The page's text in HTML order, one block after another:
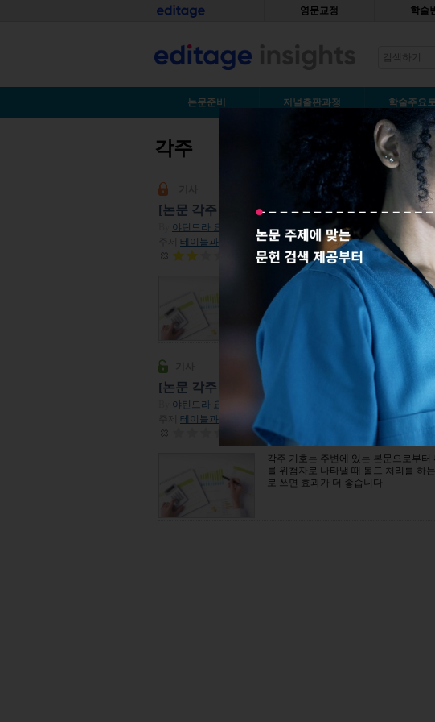
홈 영문교정 학술
논문준비 저널출판과정 학술주요
You are here
각주
[논문 각주 다는 법1] 표의 각주: 각주 기호의 선
야틴드라 요시 | 2014년 04월 11일
테이블과 그림 | 조회수 180,250
평점:2
각주는 학술 문헌에 흔히 쓰입니다. 과
용하는 경우가 많습니다. 이 글에서는
다.
[논문 각주 다는 법2] 표의 각주: 포맷, 띄어쓰기,
야틴드라 요시 | 2014년 04월 11일
테이블과 그림 | 조회수 67,253
평점:0
각주 기호는 주변에 있는 본문으로부
를 위첨자로 나타낼 때 볼드 처리를 하
로 쓰면 효과가 더 좋습니다